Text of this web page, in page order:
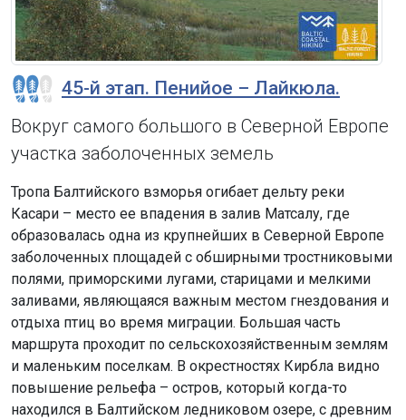
45-й этап. Пенийое – Лайкюла.
Вокруг самого большого в Северной Европе
участка заболоченных земель
Тропа Балтийского взморья огибает дельту реки
Касари – место ее впадения в залив Матсалу, где
образовалась одна из крупнейших в Северной Европе
заболоченных площадей с обширными тростниковыми
полями, приморскими лугами, старицами и мелкими
заливами, являющаяся важным местом гнездования и
отдыха птиц во время миграции. Большая часть
маршрута проходит по сельскохозяйственным землям
и маленьким поселкам. В окрестностях Кирбла видно
повышение рельефа – остров, который когда-то
находился в Балтийском ледниковом озере, с древним